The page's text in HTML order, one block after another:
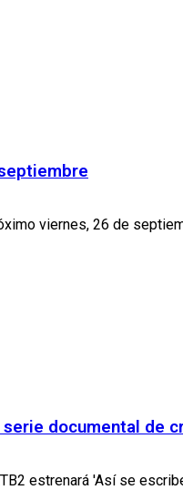
viernes, 26 de
serie documental de
estrenará 'Así se